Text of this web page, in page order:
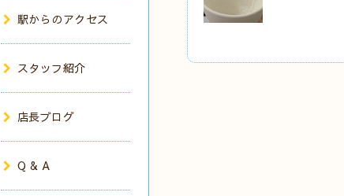
駅からのアクセス
スタッフ紹介
店長ブログ
Q & A